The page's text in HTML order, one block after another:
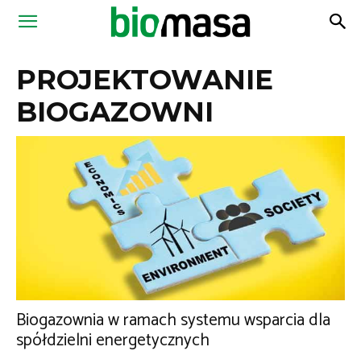
Magazyn
PROJEKTOWANIE
BIOGAZOWNI
Biogazownia w ramach systemu wsparcia dla
spółdzielni energetycznych